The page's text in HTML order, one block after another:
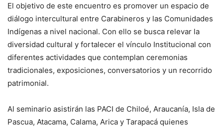
El objetivo de este encuentro es promover un espacio de
diálogo intercultural entre Carabineros y las Comunidades
Indígenas a nivel nacional. Con ello se busca relevar la
diversidad cultural y fortalecer el vínculo Institucional con
diferentes actividades que contemplan ceremonias
tradicionales, exposiciones, conversatorios y un recorrido
patrimonial.
Al seminario asistirán las PACI de Chiloé, Araucanía, Isla de
Pascua, Atacama, Calama, Arica y Tarapacá quienes